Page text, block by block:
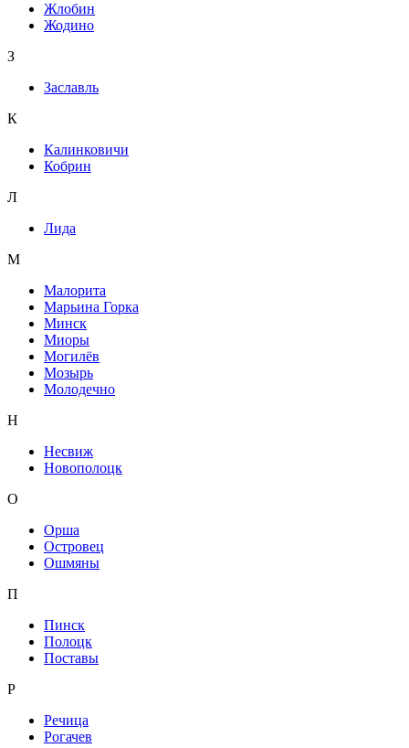
Жлобин
Жодино
З
Заславль
К
Калинковичи
Кобрин
Л
Лида
М
Малорита
Марьина Горка
Минск
Миоры
Могилёв
Мозырь
Молодечно
Н
Несвиж
Новополоцк
О
Орша
Островец
Ошмяны
П
Пинск
Полоцк
Поставы
Р
Речица
Рогачев